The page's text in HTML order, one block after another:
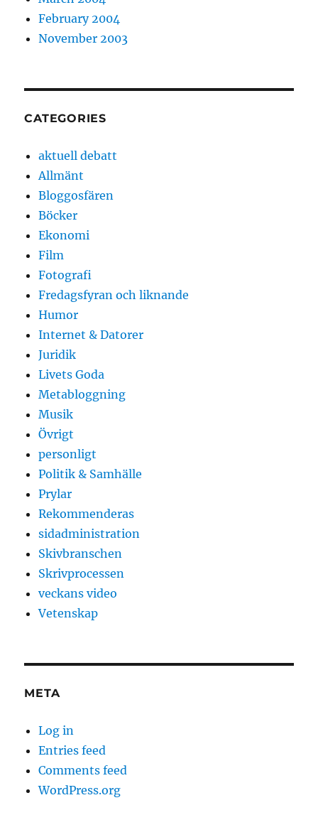
February 2004
November 2003
CATEGORIES
aktuell debatt
Allmänt
Bloggosfären
Böcker
Ekonomi
Film
Fotografi
Fredagsfyran och liknande
Humor
Internet & Datorer
Juridik
Livets Goda
Metabloggning
Musik
Övrigt
personligt
Politik & Samhälle
Prylar
Rekommenderas
sidadministration
Skivbranschen
Skrivprocessen
veckans video
Vetenskap
META
Log in
Entries feed
Comments feed
WordPress.org